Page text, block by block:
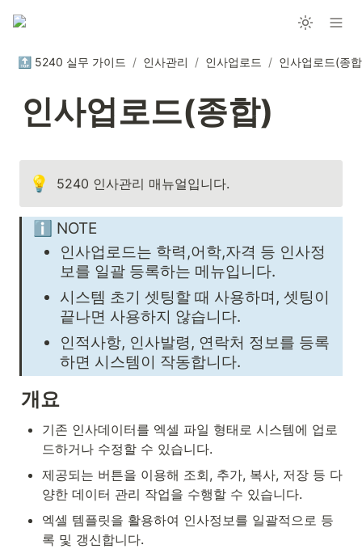
🔝 5240 실무 가이드 / 인사관리 / 인사업로드 / 인사업로드(종
인사업로드(종합)
💡 5240 인사관리 매뉴얼입니다.
ℹ️ NOTE
인사업로드는 학력,어학,자격 등 인사정
보를 일괄 등록하는 메뉴입니다.
시스템 초기 셋팅할 때 사용하며, 셋팅이
끝나면 사용하지 않습니다.
인적사항, 인사발령, 연락처 정보를 등록
하면 시스템이 작동합니다.
개요
기존 인사데이터를 엑셀 파일 형태로 시스템에 업로
드하거나 수정할 수 있습니다.
제공되는 버튼을 이용해 조회, 추가, 복사, 저장 등 다
양한 데이터 관리 작업을 수행할 수 있습니다.
엑셀 템플릿을 활용하여 인사정보를 일괄적으로 등
록 및 갱신합니다.